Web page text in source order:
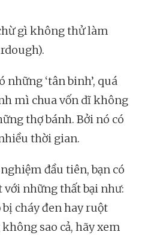
gì không thử làm
‘tân binh’, quá
mì chua vốn dĩ không
thợ bánh. Bởi nó có
thời gian.
đầu tiên, bạn có
với những thất bại như:
bị cháy đen hay ruột
sao cả, hãy xem